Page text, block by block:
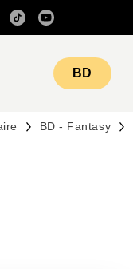
CONTENU
BD
BD - Fantasy